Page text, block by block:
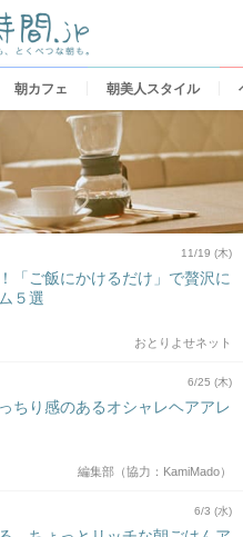
朝カフェ 朝美人スタイル
11/19 (木)
「ご飯にかけるだけ」で贅沢に
５選
おとりよせネット
6/25 (木)
ちり感のあるオシャレヘアアレ
編集部（協力：KamiMado）
6/3 (水)